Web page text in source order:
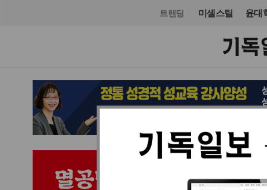
트랜딩 미셸스틸 윤대